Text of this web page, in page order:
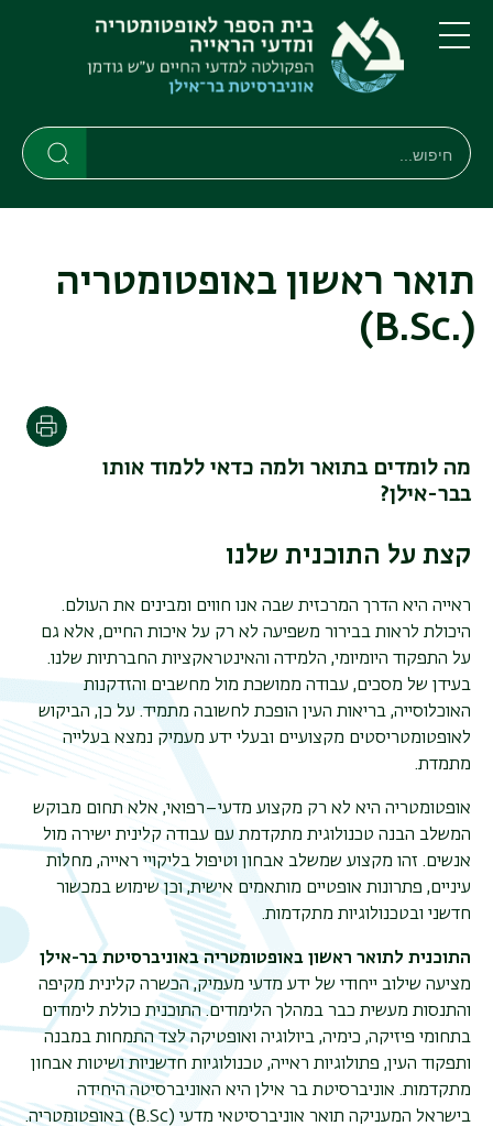
דילוג
לתוכן
העיקרי
דילוג
לתפריט
ניווט
ראשי
תפריט
חיפוש
חיפוש
תואר ראשון באופטומטריה
(.B.Sc)
מה לומדים בתואר ולמה כדאי ללמוד אותו
בבר-אילן?
קצת על התוכנית שלנו
ראייה היא הדרך המרכזית שבה אנו חווים ומבינים את העולם.
היכולת לראות בבירור משפיעה לא רק על איכות החיים, אלא גם
על התפקוד היומיומי, הלמידה והאינטראקציות החברתיות שלנו.
בעידן של מסכים, עבודה ממושכת מול מחשבים והזדקנות
האוכלוסייה, בריאות העין הופכת לחשובה מתמיד. על כן, הביקוש
לאופטומטריסטים מקצועיים ובעלי ידע מעמיק נמצא בעלייה
מתמדת.
אופטומטריה היא לא רק מקצוע מדעי–רפואי, אלא תחום מבוקש
המשלב הבנה טכנולוגית מתקדמת עם עבודה קלינית ישירה מול
אנשים. זהו מקצוע שמשלב אבחון וטיפול בליקויי ראייה, מחלות
עיניים, פתרונות אופטיים מותאמים אישית, וכן שימוש במכשור
חדשני ובטכנולוגיות מתקדמות.
התוכנית לתואר ראשון באופטומטריה באוניברסיטת בר-אילן
מציעה שילוב ייחודי של ידע מדעי מעמיק, הכשרה קלינית מקיפה
והתנסות מעשית כבר במהלך הלימודים. התוכנית כוללת לימודים
בתחומי פיזיקה, כימיה, ביולוגיה ואופטיקה לצד התמחות במבנה
ותפקוד העין, פתולוגיות ראייה, טכנולוגיות חדשניות ושיטות אבחון
מתקדמות. אוניברסיטת בר אילן היא האוניברסיטה היחידה
בישראל המעניקה תואר אוניברסיטאי מדעי (B.Sc) באופטומטריה.